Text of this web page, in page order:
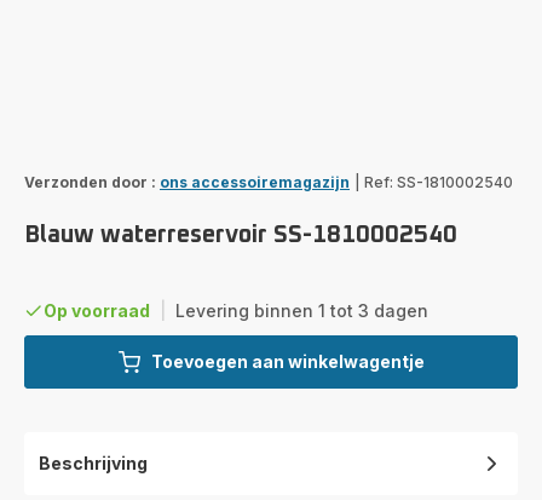
Verzonden door : ons accessoiremagazijn Ref: SS-1810002540
Blauw waterreservoir SS-1810002540
Op voorraad Levering binnen 1 tot 3 dagen
Toevoegen aan winkelwagentje
Beschrijving